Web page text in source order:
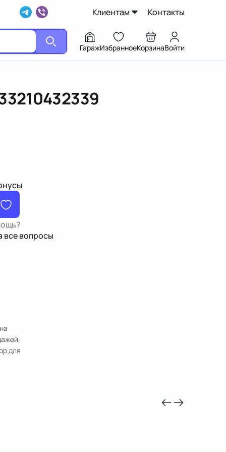
Клиентам Контакты
ГаражИзбранноеКорзинаВойти
все вопросы
для